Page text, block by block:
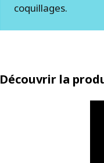
coquillages.
Découvrir la